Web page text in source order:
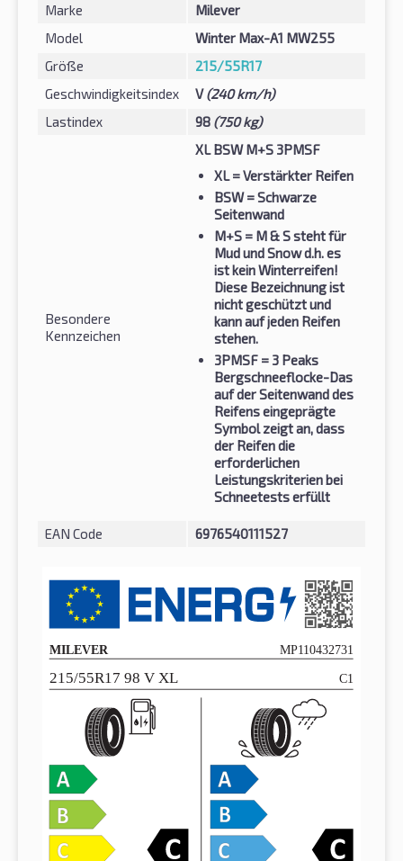
Marke
Milever
Model
Winter Max-A1 MW255
Größe
215/55R17
Geschwindigkeitsindex
V(240 km/h)
Lastindex
98 (750 kg)
Besondere
Kennzeichen
XL BSW M+S 3PMSF
XL= Verstärkter Reifen
BSW= Schwarze
Seitenwand
M+S = M & S steht für
Mud und Snow d.h. es
ist kein Winterreifen!
Diese Bezeichnung ist
nicht geschützt und
kann auf jeden Reifen
stehen.
3PMSF = 3 Peaks
Bergschneeflocke-Das
auf der Seitenwand des
Reifens eingeprägte
Symbol zeigt an, dass
der Reifen die
erforderlichen
Leistungskriterien bei
Schneetests erfüllt
EAN Code 6976540111527